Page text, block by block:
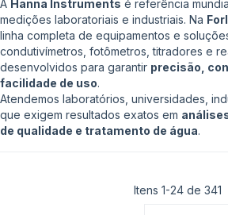
A Hanna Instruments é referência
medições laboratoriais e industriais. Na
linha completa de equipamentos e
condutivímetros, fotômetros, titradores e
desenvolvidos para garantir precisão,
facilidade de uso.
Atendemos laboratórios, universidades,
que exigem resultados exatos em
de qualidade e tratamento de água.
Itens 1-24de 341